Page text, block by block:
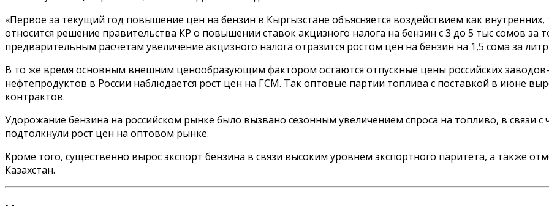
«Первое за текущий год повышение цен на бензин в Кыргызстане объясняется воздействием как
относится решение правительства КР о повышении ставок акцизного налога на бензин с 3 до 5 тыс сомов за
предварительным расчетам увеличение акцизного налога отразится ростом цен на бензин на 1,5 сома за
В то же время основным внешним ценообразующим фактором остаются отпускные цены российских
нефтепродуктов в России наблюдается рост цен на ГСМ. Так оптовые партии топлива с поставкой в июне
контрактов.
Удорожание бензина на российском рынке было вызвано сезонным увеличением спроса на топливо, в связи с
подтолкнули рост цен на оптовом рынке.
Кроме того, существенно вырос экспорт бензина в связи высоким уровнем экспортного паритета, а также
Казахстан.